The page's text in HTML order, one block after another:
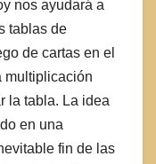
nos ayudará a
tablas de
de cartas en el
multiplicación
la tabla. La idea
en una
fin de las